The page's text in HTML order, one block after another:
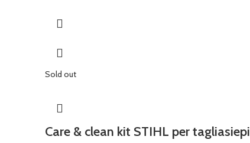
Sold out
Care & clean kit STIHL per tagliasiepi